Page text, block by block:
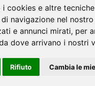
i cookies e altre
di navigazione nel
e annunci mirati, per
dove arrivano i nostri
Rifiuto Cambia le